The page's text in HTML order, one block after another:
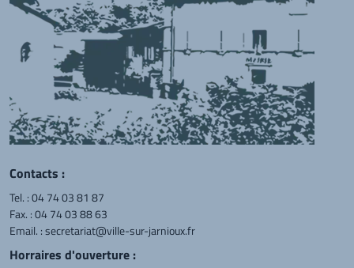
Contacts :
Tel. :04 74 03 81 87
Fax. : 04 74 03 88 63
Email. :secretariat@ville-sur-jarnioux.fr
Horraires d'ouverture :